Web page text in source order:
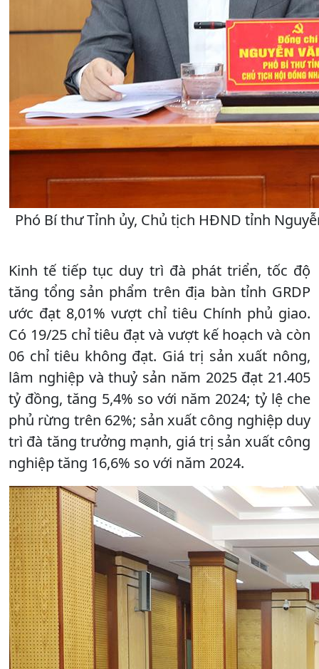
Phó Bí thư Tỉnh ủy, Chủ tịch HĐND tỉnh
Kinh tế tiếp tục duy trì đà phát triển, tốc độ
tăng tổng sản phẩm trên địa bàn tỉnh GRDP
ước đạt 8,01% vượt chỉ tiêu Chính phủ giao.
Có 19/25 chỉ tiêu đạt và vượt kế hoạch và còn
06 chỉ tiêu không đạt. Giá trị sản xuất nông,
lâm nghiệp và thuỷ sản năm 2025 đạt 21.405
tỷ đồng, tăng 5,4% so với năm 2024; tỷ lệ che
phủ rừng trên 62%; sản xuất công nghiệp duy
trì đà tăng trưởng mạnh, giá trị sản xuất công
nghiệp tăng 16,6% so với năm 2024.